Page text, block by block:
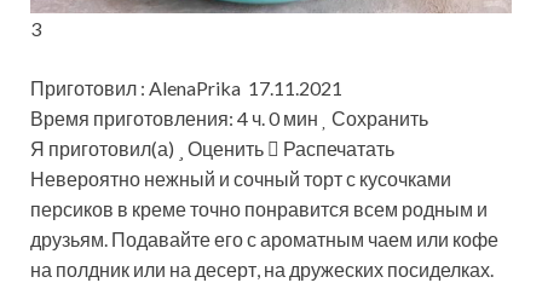
3
Приготовил : AlenaPrika 17.11.2021
Время приготовления: 4 ч. 0 мин
Сохранить
Я приготовил(а)
Оценить
Распечатать
Невероятно нежный и сочный торт с кусочками
персиков в креме точно понравится всем родным и
друзьям. Подавайте его с ароматным чаем или кофе
на полдник или на десерт, на дружеских посиделках.